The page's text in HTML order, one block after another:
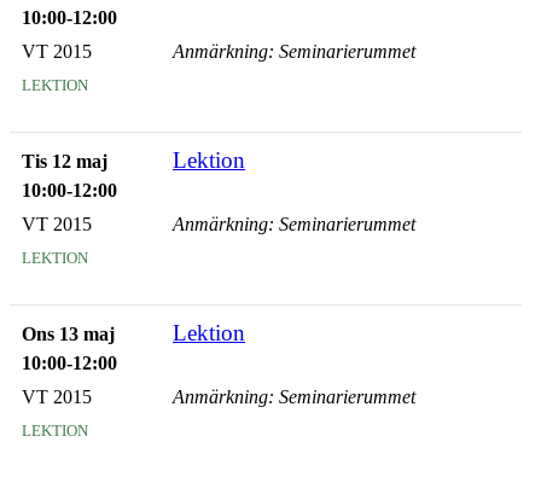
10:00-12:00
VT 2015
lektion
Anmärkning: Seminarierummet
Tis 12 maj
10:00-12:00
Lektion
VT 2015
lektion
Anmärkning: Seminarierummet
Ons 13 maj
10:00-12:00
Lektion
VT 2015
lektion
Anmärkning: Seminarierummet